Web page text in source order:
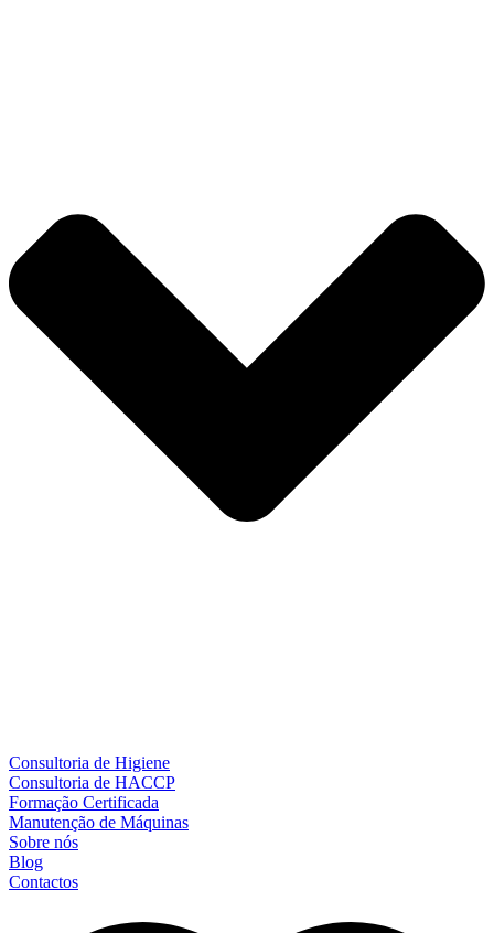
Consultoria de Higiene
Consultoria de HACCP
Formação Certificada
Manutenção de Máquinas
Sobre nós
Blog
Contactos